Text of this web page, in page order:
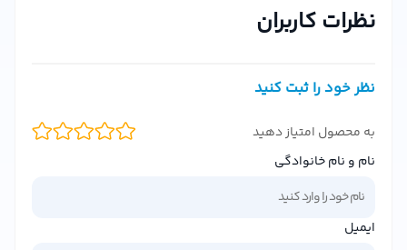
بررسی ویژگی‌ها، مزایا و نحوه استفاده از این اسپری پاک کننده
ویژگی‌های اصلی اسپری پاک کننده چند منظوره میس انژل
این محصول با حجم 500
میلی‌لیتر، گزینه‌ای مقرون‌به‌صرفه و کاربردی برای مصارف روزمره
است.
فرمولاسیون سبز و ایمن:
برای خانواده‌ها و افراد حساس.
نظرات کاربران
نظر خود را ثبت کنید
به محصول امتیاز دهید
نام و نام خانوادگی
ایمیل